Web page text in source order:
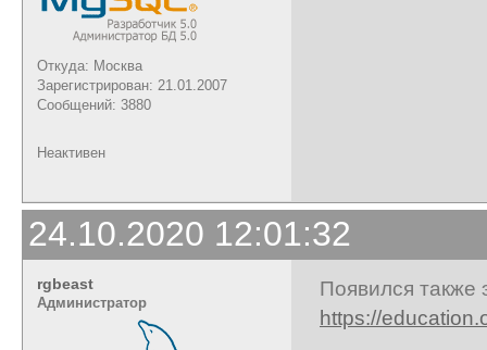
Откуда: Москва
Зарегистрирован: 21.01.2007
Сообщений: 3880
Неактивен
24.10.2020 12:01:32
rgbeast
Администратор
Появился также
https://